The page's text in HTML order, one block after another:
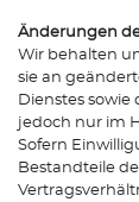
Änderungen
Wir behalten
sie an
Dienstes
jedoch nur im
Sofern
Bestandteile